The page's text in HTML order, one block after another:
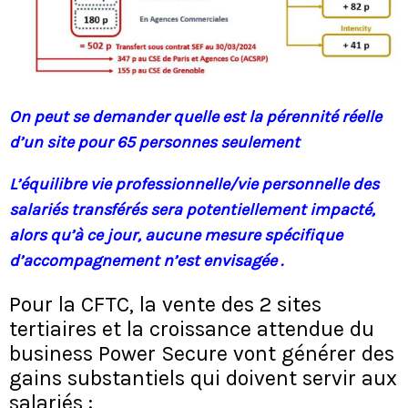
On peut se demander quelle est la pérennité réelle
d’un site pour 65 personnes seulement
​L’équilibre vie professionnelle/vie personnelle des
salariés transférés sera potentiellement impacté,
alors qu’à ce jour, aucune mesure spécifique
d’accompagnement n’est envisagée .
Pour la CFTC, la vente des 2 sites
tertiaires et la croissance attendue du
business Power Secure vont générer des
gains substantiels qui doivent servir aux
salariés :